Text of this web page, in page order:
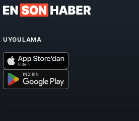
UYGULAMA